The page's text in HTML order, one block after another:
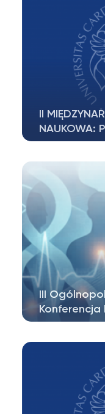
II
NAUKOWA:
Instytut
III
Konferencja
Naukowa